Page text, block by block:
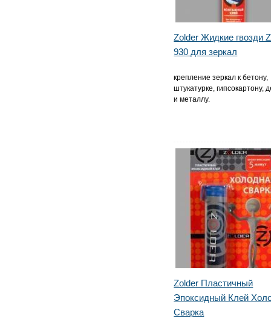
Zolder Жидкие гвозди
930 для зеркал
крепление зеркал к бетону,
штукатурке, гипсокартону,
и металлу.
Zolder Пластичный
Эпоксидный Клей
Сварка